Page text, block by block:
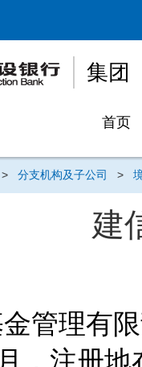
集团
首页
> 分支机构及子公司 >
建
管理有
月，注册